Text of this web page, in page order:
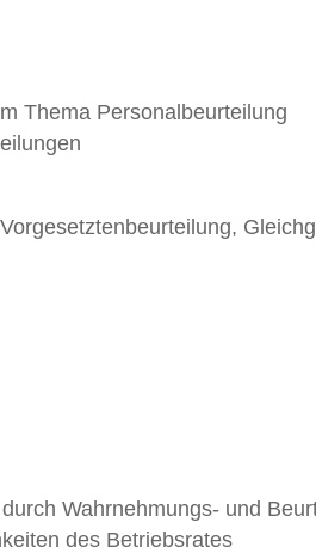
Thema Personalbeurteilung
Wahrnehmungs- und
des Betriebsrates